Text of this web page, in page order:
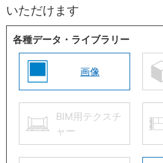
いただけます
各種データ・ライブラリー
画像
BIM用テクスチ
ャー